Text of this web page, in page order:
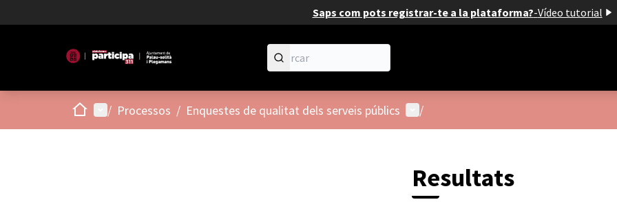
Saps com pots registrar-te a la plataforma?-Vídeo tutorial
Inici Menú principal
/ Processos / Enquestes de qualitat dels serveis públics Menú d'usuari
/
Resultats